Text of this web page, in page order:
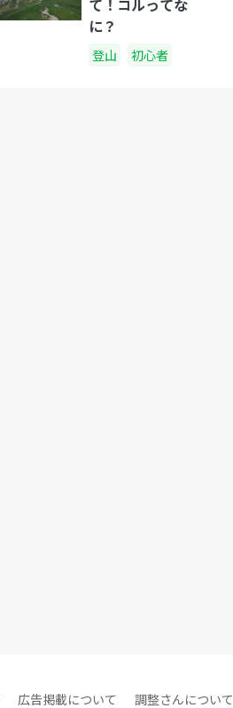
て！コルってな
に？
登山 初心者
広告掲載について 調整さんについて